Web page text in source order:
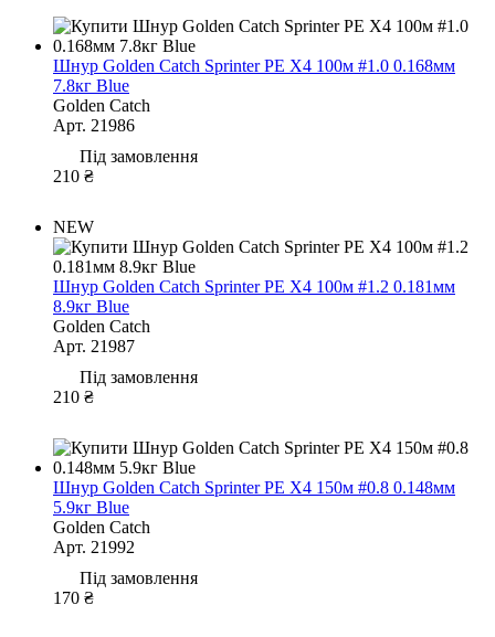
Шнур Golden Catch Sprinter PE X4 100м #1.0 0.168мм
7.8кг Blue
Golden Catch
Арт. 21986
Під замовлення
210 ₴
NEW
Шнур Golden Catch Sprinter PE X4 100м #1.2 0.181мм
8.9кг Blue
Golden Catch
Арт. 21987
Під замовлення
210 ₴
Шнур Golden Catch Sprinter PE X4 150м #0.8 0.148мм
5.9кг Blue
Golden Catch
Арт. 21992
Під замовлення
170 ₴